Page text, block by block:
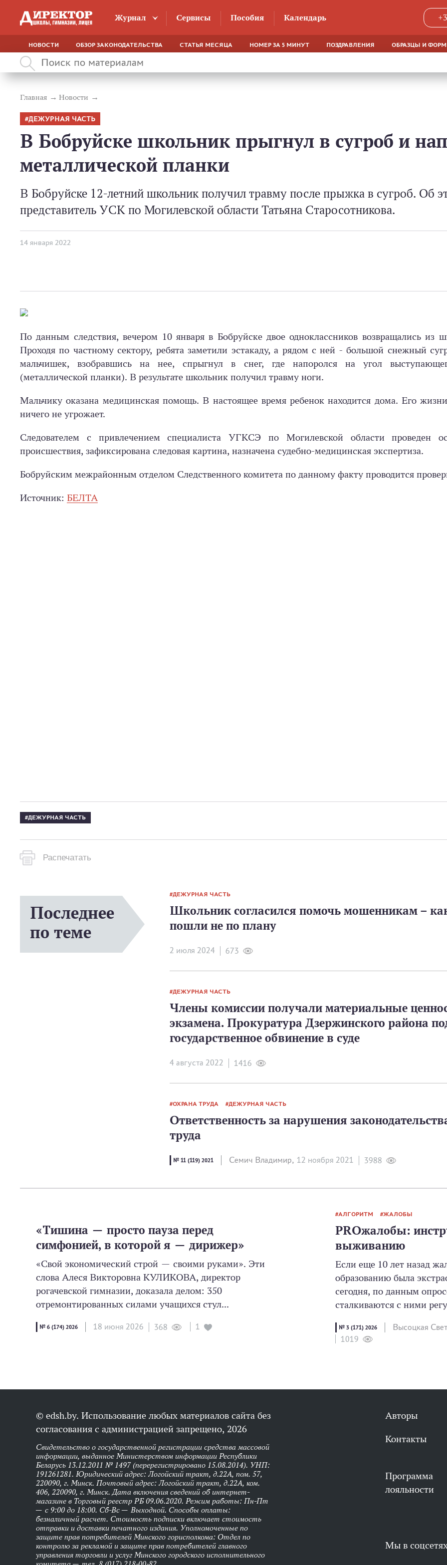
Журнал Сервисы Пособия Календарь
НОВОСТИ ОБЗОР ЗАКОНОДАТЕЛЬСТВА СТАТЬЯ МЕСЯЦА НОМЕР ЗА 5 МИНУТ ПОЗДРАВЛЕНИЯ ОБРАЗЦЫ И
Главная Новости
ДЕЖУРНАЯ ЧАСТЬ
В Бобруйске школьник прыгнул в сугроб и
металлической планки
В Бобруйске 12-летний школьник получил травму после прыжка в сугроб. Об
представитель УСК по Могилевской области Татьяна Старосотникова.
14 января 2022
По данным следствия, вечером 10 января в Бобруйске двое одноклассников возвращались из
Проходя по частному сектору, ребята заметили эстакаду, а рядом с ней - большой снежный
мальчишек, взобравшись на нее, спрыгнул в снег, где напоролся на угол
(металлической планки). В результате школьник получил травму ноги.
Мальчику оказана медицинская помощь. В настоящее время ребенок находится дома. Его
ничего не угрожает.
Следователем с привлечением специалиста УГКСЭ по Могилевской области проведен
происшествия, зафиксирована следовая картина, назначена судебно-медицинская экспертиза.
Бобруйским межрайонным отделом Следственного комитета по данному факту проводится
Источник: БЕЛТА
ДЕЖУРНАЯ ЧАСТЬ
Распечатать
Последнее
по теме
ДЕЖУРНАЯ ЧАСТЬ
Школьник согласился помочь мошенникам –
пошли не по плану
2 июля 2024 673
ДЕЖУРНАЯ ЧАСТЬ
Члены комиссии получали материальные
экзамена. Прокуратура Дзержинского района
государственное обвинение в суде
4 августа 2022 1416
ОХРАНА ТРУДА ДЕЖУРНАЯ ЧАСТЬ
Ответственность за нарушения
труда
№ 11 (119) 2021 Семич Владимир, 12 ноября 2021 3988
«Тишина — просто пауза перед
симфонией, в которой я — дирижер»
«Свой экономический строй — своими руками». Эти
слова Алеся Викторовна КУЛИКОВА, директор
рогачевской гимназии, доказала делом: 350
отремонтированных силами учащихся стул...
№ 6 (174) 2026 18 июня 2026 368 1
АЛГОРИТМ ЖАЛОБЫ
PROжалобы:
выживанию
Если еще 10 лет назад
образованию была
сегодня, по данным
сталкиваются с ними
№ 3 (171) 2026
Высоцкая
1019
© edsh.by. Использование любых материалов сайта без
согласования с администрацией запрещено, 2026
Свидетельство о государственной регистрации средства массовой
информации, выданное Министерством информации Республики
Беларусь 13.12.2011 № 1497 (перерегистрировано 15.08.2014). УНП:
191261281. Юридический адрес: Логойский тракт, д.22А, пом. 57,
220090, г. Минск. Почтовый адрес: Логойский тракт, д.22А, ком.
406, 220090, г. Минск. Дата включения сведений об интернет-
магазине в Торговый реестр РБ 09.06.2020. Режим работы: Пн-Пт
— с 9:00 до 18:00. Сб-Вс — Выходной. Способы оплаты:
безналичный расчет. Стоимость подписки включает стоимость
отправки и доставки печатного издания. Уполномоченные по
защите прав потребителей Минского горисполкома: Отдел по
контролю за рекламой и защите прав потребителей главного
управления торговли и услуг Минского городского исполнительного
Авторы
Контакты
Программа
лояльности
Мы в